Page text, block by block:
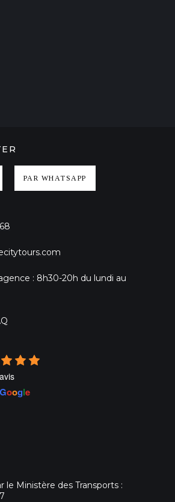
PAR WHATSAPP
: 8h30-20h du lundi au
Google
le Ministère des Transports :